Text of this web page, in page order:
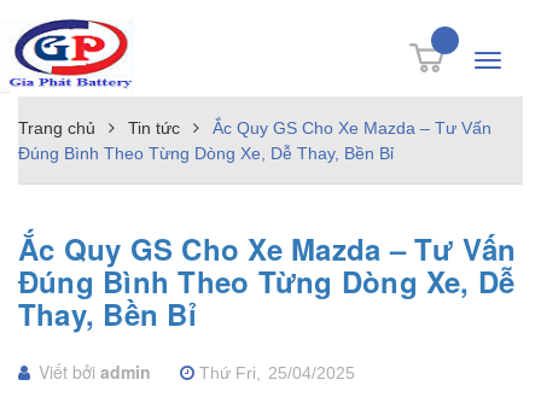
Toggle
Trang chủ Tin tức
Ắc Quy GS Cho Xe Mazda – Tư Vấn
Đúng Bình Theo Từng Dòng Xe, Dễ Thay, Bền Bỉ
Ắc Quy GS Cho Xe Mazda – Tư Vấn
Đúng Bình Theo Từng Dòng Xe, Dễ
Thay, Bền Bỉ
Viết bởi admin Thứ Fri, 25/04/2025